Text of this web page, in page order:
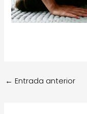
← Entrada anterior